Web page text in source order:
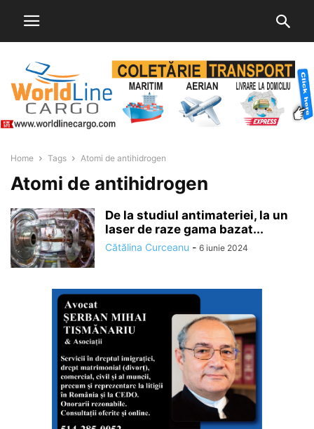
Home Tags Atomi de antihidrogen
Atomi de antihidrogen
De la studiul antimateriei, la un
laser de raze gama bazat...
Cătălina Curceanu - 6 iunie 2024